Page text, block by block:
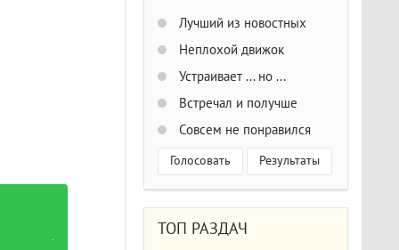
.
Лучший из новостных
Неплохой движок
Устраивает ... но ...
Встречал и получше
Совсем не понравился
Голосовать Результаты
ТОП РАЗДАЧ